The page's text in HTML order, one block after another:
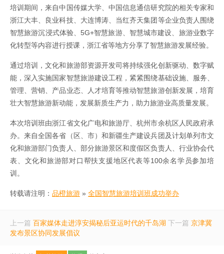
培训期间，来自中国传媒大学、中国信息通信研究院的相关专家和
浙江大丰、良业科技、大连博涛、当红齐天集团等企业负责人围绕
智慧旅游沉浸式体验、5G+智慧旅游、智慧城市建设、旅游业数字
化转型等内容进行授课，浙江省等地方分享了智慧旅游发展经验。
通过培训，文化和旅游部资源开发司将持续强化创新驱动、数字赋
能，深入实施国家智慧旅游建设工程，紧紧围绕基础设施、服务、
管理、营销、产品业态、人才培育等推动智慧旅游创新发展，培育
壮大智慧旅游新动能，发展新质生产力，助力旅游业高质量发展。
本次培训班由浙江省文化广电和旅游厅、杭州市余杭区人民政府承
办。来自全国各省（区、市）和新疆生产建设兵团及计划单列市文
化和旅游部门负责人、部分旅游景区和度假区负责人、行业协会代
表、文化和旅游部对口帮扶支援地区代表等100余名学员参加培
训。
转载请注明： 品橙旅游 » 全国智慧旅游培训班成功举办
上一篇 百家媒体走进淳安揭秘后亚运时代的千岛湖 下一篇 京津冀
发布景区协同发展倡议